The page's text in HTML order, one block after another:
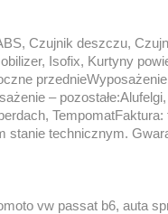
Czujnik deszczu,
Isofix, Kurtyny
–
stanie technicznym.
vw passat b6, auta